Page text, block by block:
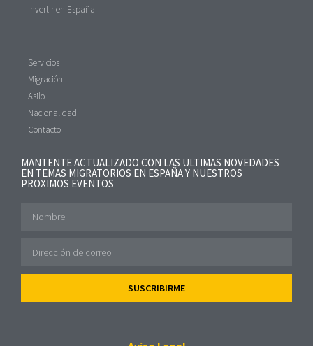
Invertir en España
Servicios
Migración
Asilo
Nacionalidad
Contacto
MANTENTE ACTUALIZADO CON LAS ULTIMAS NOVEDADES
EN TEMAS MIGRATORIOS EN ESPAÑA Y NUESTROS
PROXIMOS EVENTOS
SUSCRIBIRME